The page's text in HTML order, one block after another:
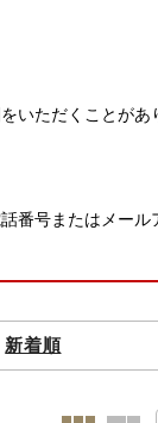
いただくことがあ
番号またはメール
発送はいたしかね
新着順